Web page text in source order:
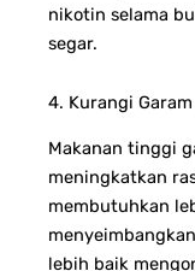
nikotin selama
segar.
4. Kurangi
Makanan tinggi
meningkatkan
membutuhkan
lebih baik